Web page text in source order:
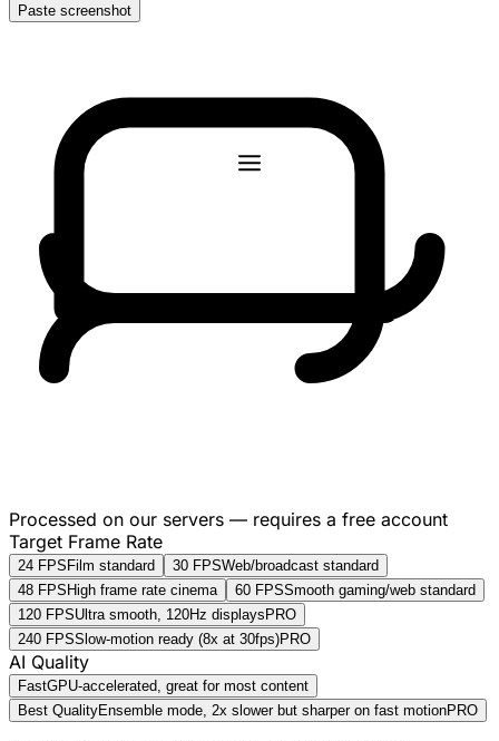
Paste screenshot
Processed on our servers — requires a free account
Target Frame Rate
24 FPS Film standard 30 FPSWeb/broadcast standard
48 FPS High frame rate cinema 60 FPSSmooth gaming/web standard
120 FPSUltra smooth, 120Hz displays PRO
240 FPSSlow-motion ready (8x at 30fps)PRO
AI Quality
FastGPU-accelerated, great for most content
Best QualityEnsemble mode, 2x slower but sharper on fast motionPRO